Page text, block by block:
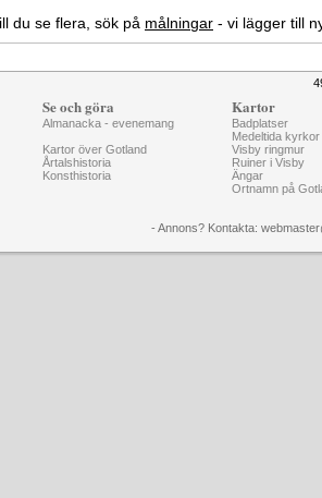
du se flera, sök på målningar - vi lägger till
Se och göra
Almanacka - evenemang
Kartor över Gotland
Årtalshistoria
Konsthistoria
Kartor
Badplatser
Medeltida kyrkor
Visby ringmur
Ruiner i Visby
Ängar
Ortnamn på
- Annons? Kontakta: